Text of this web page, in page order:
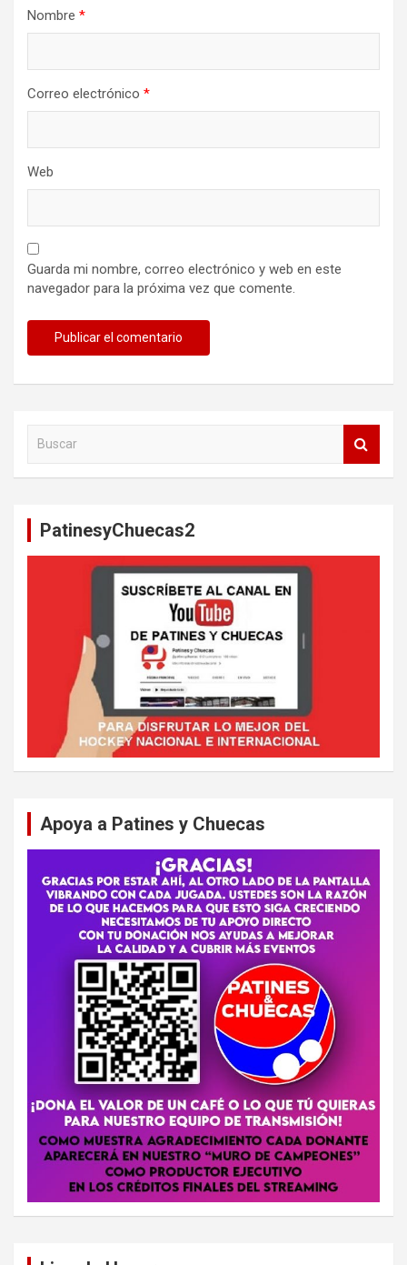
Nombre *
Correo electrónico *
Web
Guarda mi nombre, correo electrónico y web en este
navegador para la próxima vez que comente.
PatinesyChuecas2
Apoya a Patines y Chuecas